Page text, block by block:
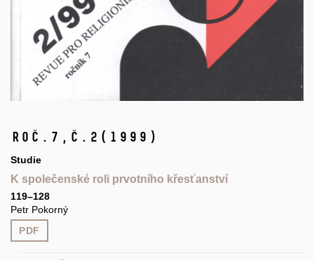
Roč.7, č.2 (1999)
Studie
K společenské roli prvotního křesťanství
119–128
Petr Pokorný
PDF